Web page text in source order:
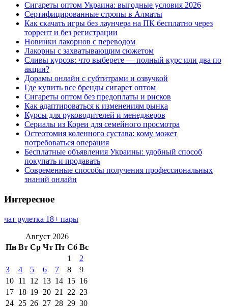
Сигареты оптом Украина: выгодные условия 2026
Сертифицированные стропы в Алматы
Как скачать игры без лаунчера на ПК бесплатно через
торрент и без регистрации
Новинки лакорнов с переводом
Лакорны с захватывающим сюжетом
Сливы курсов: что выберете — полный курс или два по
акции?
Дорамы онлайн с субтитрами и озвучкой
Где купить все бренды сигарет оптом
Сигареты оптом без предоплаты и рисков
Как адаптироваться к изменениям рынка
Курсы для руководителей и менеджеров
Сериалы из Кореи для семейного просмотра
Остеотомия коленного сустава: кому может
потребоваться операция
Бесплатные объявления Украины: удобный способ
покупать и продавать
Современные способы получения профессиональных
знаний онлайн
Интересное
чат рулетка 18+ пары
Август 2026
Пн Вт Ср Чт Пт Сб Вс
1
2
3
4 5 6 7 8
9
10 11 12 13 14 15 16
17 18 19 20 21 22 23
24 25 26 27 28 29 30